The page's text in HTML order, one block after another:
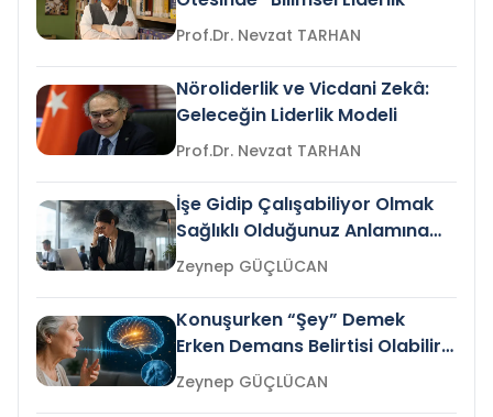
Prof.Dr. Nevzat TARHAN
Nöroliderlik ve Vicdani Zekâ:
Geleceğin Liderlik Modeli
Prof.Dr. Nevzat TARHAN
İşe Gidip Çalışabiliyor Olmak
Sağlıklı Olduğunuz Anlamına
Gelir mi?Zeynep GÜÇLÜCAN
Konuşurken “Şey” Demek
Erken Demans Belirtisi Olabilir
mi?
Zeynep GÜÇLÜCAN